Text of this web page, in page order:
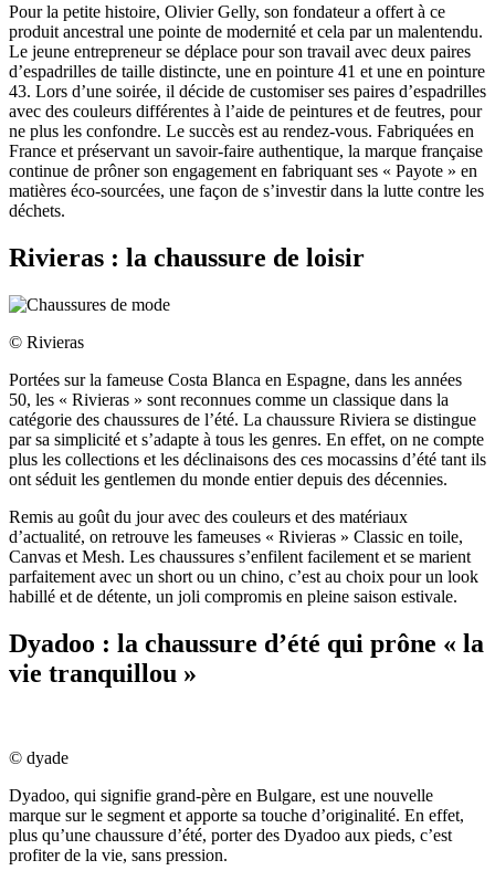
Pour la petite histoire, Olivier Gelly, son fondateur a offert à ce
produit ancestral une pointe de modernité et cela par un malentendu.
Le jeune entrepreneur se déplace pour son travail avec deux paires
d’espadrilles de taille distincte, une en pointure 41 et une en pointure
43. Lors d’une soirée, il décide de customiser ses paires d’espadrilles
avec des couleurs différentes à l’aide de peintures et de feutres, pour
ne plus les confondre. Le succès est au rendez-vous. Fabriquées en
France et préservant un savoir-faire authentique, la marque française
continue de prôner son engagement en fabriquant ses « Payote » en
matières éco-sourcées, une façon de s’investir dans la lutte contre les
déchets.
Rivieras : la chaussure de loisir
© Rivieras
Portées sur la fameuse Costa Blanca en Espagne, dans les années
50, les « Rivieras » sont reconnues comme un classique dans la
catégorie des chaussures de l’été. La chaussure Riviera se distingue
par sa simplicité et s’adapte à tous les genres. En effet, on ne compte
plus les collections et les déclinaisons des ces mocassins d’été tant ils
ont séduit les gentlemen du monde entier depuis des décennies.
Remis au goût du jour avec des couleurs et des matériaux
d’actualité, on retrouve les fameuses « Rivieras » Classic en toile,
Canvas et Mesh. Les chaussures s’enfilent facilement et se marient
parfaitement avec un short ou un chino, c’est au choix pour un look
habillé et de détente, un joli compromis en pleine saison estivale.
Dyadoo : la chaussure d’été qui prône « la
vie tranquillou »
© dyade
Dyadoo, qui signifie grand-père en Bulgare, est une nouvelle
marque sur le segment et apporte sa touche d’originalité. En effet,
plus qu’une chaussure d’été, porter des Dyadoo aux pieds, c’est
profiter de la vie, sans pression.